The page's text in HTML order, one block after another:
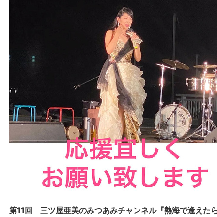
第11回 三ツ屋亜美のみつあみチャンネル『熱海で逢えた